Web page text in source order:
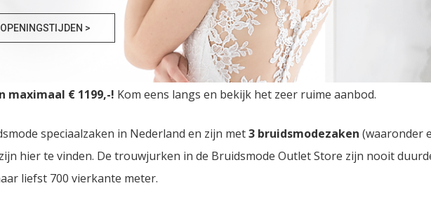
>
Trouwjurken Outlet Storevan Nederland vindt u in Eindhoven. Drie
maximaal € 1199,-! Kom eens langs en bekijk het zeer ruime aanbod.
speciaalzaken in Nederland en zijn met3 bruidsmodezaken (waaronder
hier te vinden. De trouwjurken in de Bruidsmode Outlet Store zijn nooit
liefst 700 vierkante meter.